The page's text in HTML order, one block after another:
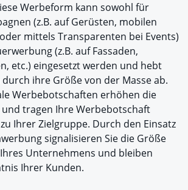
Werbeform kann sowohl für
(z.B. auf Gerüsten, mobilen
mittels Transparenten bei Events)
(z.B. auf Fassaden,
etc.) eingesetzt werden und hebt
ihre Größe von der Masse ab.
Werbebotschaften erhöhen die
tragen Ihre Werbebotschaft
Ihrer Zielgruppe. Durch den Einsatz
signalisieren Sie die Größe
Unternehmens und bleiben
Ihrer Kunden.